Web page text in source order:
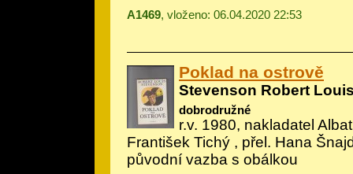
A1469, vloženo: 06.04.2020 22:53
Poklad na ostrově
Stevenson Robert
dobrodružné
r.v. 1980, nakladatel
František Tichý , přel. Hana
původní vazba s obálkou